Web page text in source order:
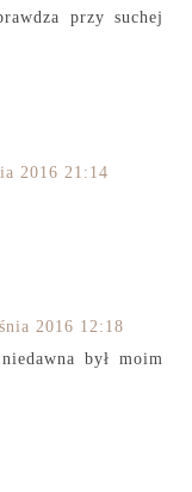
przy suchej
2016 21:14
2016 12:18
był moim